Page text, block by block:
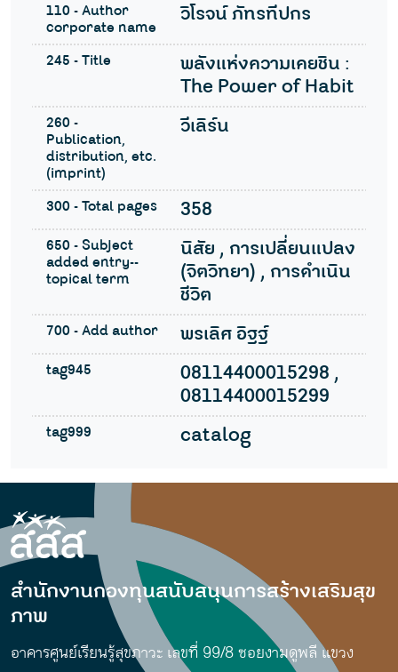
110 - Author
corporate name
วิโรจน์ ภัทรทีปกร
245 - Title
พลังแห่งความเคยชิน :
The Power of Habit
260 -
Publication,
distribution, etc.
(imprint)
วีเลิร์น
300 - Total pages 358
650 - Subject
added entry--
topical term
นิสัย , การเปลี่ยนแปลง
(จิตวิทยา) , การดำเนิน
ชีวิต
700 - Add author พรเลิศ อิฐฐ์
tag945
08114400015298 ,
08114400015299
tag999 catalog
สำนักงานกองทุนสนับสนุนการสร้างเสริมสุข
ภาพ
อาคารศูนย์เรียนรู้สุขภาวะ เลขที่ 99/8 ซอยงามดูพลี แขวง